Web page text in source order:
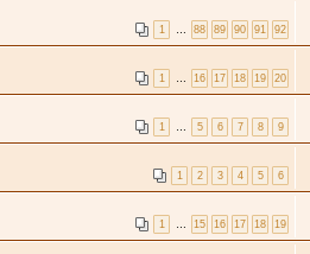
1 88 89 90 91 92
1 16 17 18 19 20
1 5 6 7 8 9
1 2 3 4 5 6
1 15 16 17 18 19